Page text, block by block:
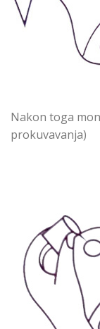
Nakon toga
prokuvavanja)